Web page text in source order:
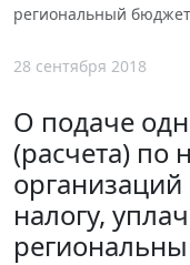
региональный бюджет
28 сентября 2018
О подаче
(расчета) по
налогу,